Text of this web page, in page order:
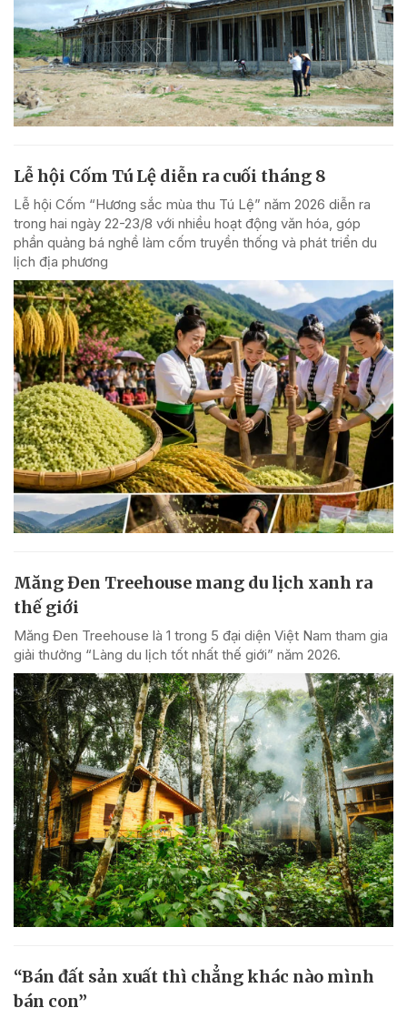
Lễ hội Cốm Tú Lệ diễn ra cuối tháng 8
Lễ hội Cốm “Hương sắc mùa thu Tú Lệ” năm 2026 diễn ra
trong hai ngày 22-23/8 với nhiều hoạt động văn hóa, góp
phần quảng bá nghề làm cốm truyền thống và phát triển du
lịch địa phương
Măng Đen Treehouse mang du lịch xanh ra
thế giới
Măng Đen Treehouse là 1 trong 5 đại diện Việt Nam tham gia
giải thưởng “Làng du lịch tốt nhất thế giới” năm 2026.
“Bán đất sản xuất thì chẳng khác nào mình
bán con”